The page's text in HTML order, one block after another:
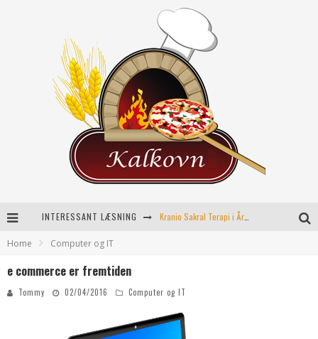
INTERESSANT LÆSNING Kranio Sakral Terapi i Århus: En Effektiv Behandling for Krop og Sind
Home Computer og IT
e commerce er fremtiden
Tommy 02/04/2016 Computer og IT